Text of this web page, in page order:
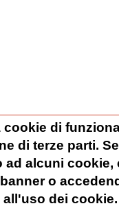
cookie di
di terze parti.
ad alcuni
o
dei cookie.